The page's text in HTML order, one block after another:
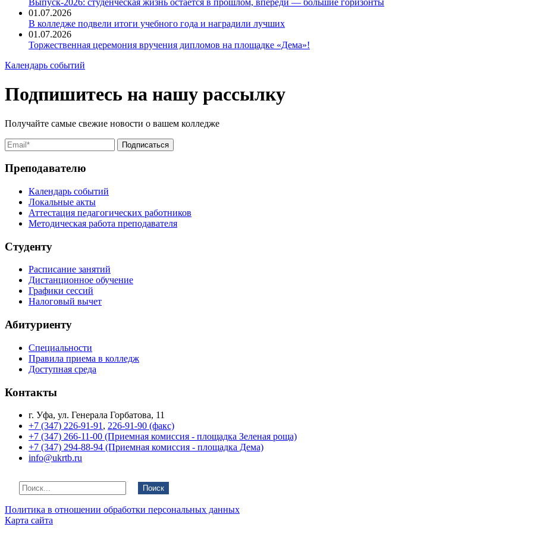
01.07.2026
В колледже подвели итоги учебного года и наградили лучших
01.07.2026
Торжественная церемония вручения дипломов на площадке «Дема»!
Календарь событий
Подпишитесь на нашу рассылку
Получайте самые свежие новости о вашем колледже
Преподавателю
Календарь событий
Локальные акты
Аттестация педагогических работников
Методическая работа преподавателя
Студенту
Расписание занятий
Дистанционное обучение
Графики сессий
Налоговый вычет
Абитуриенту
Специальности
Правила приема в колледж
Доступная среда
Контакты
г. Уфа, ул. Генерала Горбатова, 11
+7 (347) 226-91-91 , 226-91-90 (факс)
+7 (347) 266-11-00 (Приемная комиссия - площадка Зеленая роща)
+7 (347) 294-88-94 (Приемная комиссия - площадка Дема)
info@ukrtb.ru
Поиск
Политика в отношении обработки персональных данных
Карта сайта